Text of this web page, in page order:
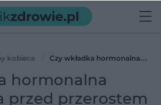
kobiece
Czy wkładka hormonalna
endometrium? [Porada eksperta]
hormonalna
przed przerostem